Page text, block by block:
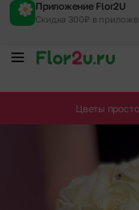
Приложение Flor2U
Скидка 300₽ в
Цветы